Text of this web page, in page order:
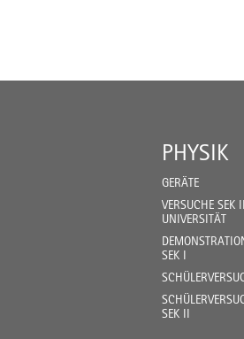
PHYSIK
GERÄTE
VERSUCHE SEK
UNIVERSITÄT
SEK I
SEK II